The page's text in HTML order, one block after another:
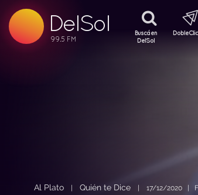
DelSol
99.5 FM
99.5 FM
99.5 FM
Buscá en
DelSol
Al Plato| Quién te Dice | 17/12/2020 |